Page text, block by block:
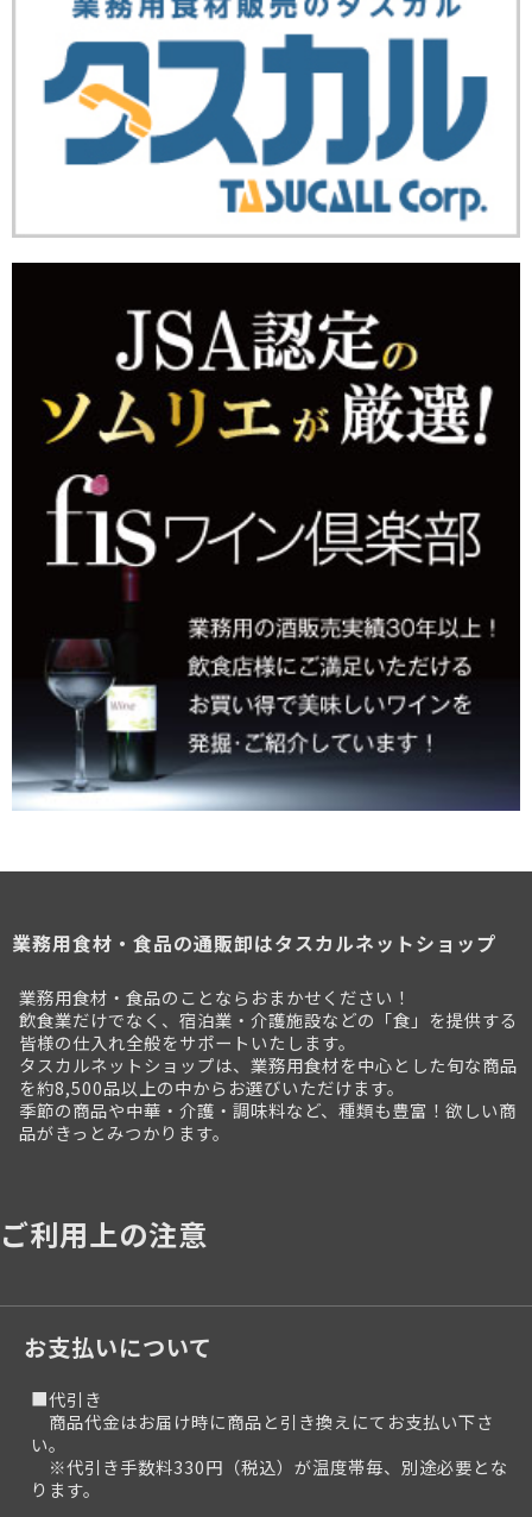
業務用食材・食品の通販卸はタスカルネットショップ
業務用食材・食品のことならおまかせください！
飲食業だけでなく、宿泊業・介護施設などの「食」を提供する
皆様の仕入れ全般をサポートいたします。
タスカルネットショップは、業務用食材を中心とした旬な商品
を約8,500品以上の中からお選びいただけます。
季節の商品や中華・介護・調味料など、種類も豊富！欲しい商
品がきっとみつかります。
ご利用上の注意
お支払いについて
■代引き
商品代金はお届け時に商品と引き換えにてお支払い下さ
い。
※代引き手数料330円（税込）が温度帯毎、別途必要とな
ります。